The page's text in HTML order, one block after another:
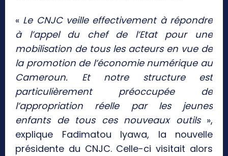
« Le CNJC veille effectivement à répondre
à l’appel du chef de l’Etat pour une
mobilisation de tous les acteurs en vue de
la promotion de l’économie numérique au
Cameroun. Et notre structure est
particulièrement préoccupée de
l’appropriation réelle par les jeunes
enfants de tous ces nouveaux outils»,
explique Fadimatou Iyawa, la nouvelle
présidente du CNJC. Celle-ci visitait alors